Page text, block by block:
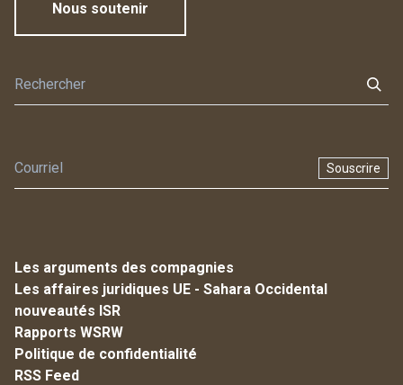
Nous soutenir
Souscrire
Les arguments des compagnies
Les affaires juridiques UE - Sahara Occidental
nouveautés ISR
Rapports WSRW
Politique de confidentialité
RSS Feed